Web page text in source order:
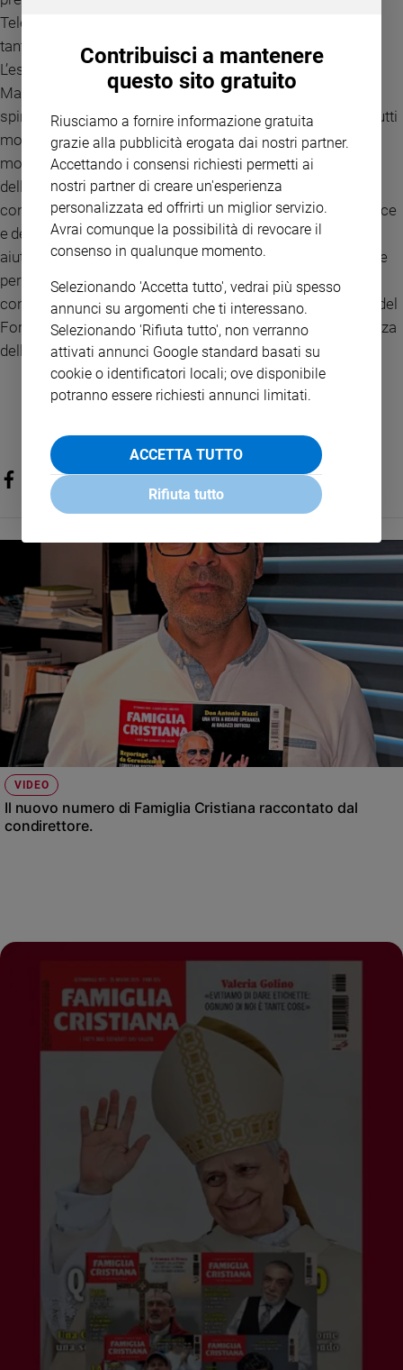
Telematica. Il convegno è stato seguito in telematica da
tantissime persone. Il Presidente Bova ha affermato “
L’esperienza del Pellegrinaggio ai piedi della Grotta di
Massabielle , guidati spiritualmente dal nostro Assistente
spirituale Don Isidoro Mercuri Giovinazzo, ci ha arricchiti tutti
moltissimo nello spirito, creando in noi una fortissima
motivazione per lavorare , avendo dentro la forza
dell’Eucaristia , per il Bene Comune alla luce del Vangelo. Il
convegno , sviluppatosi sui temi della promozione della Pace
e della Salute, si è arricchito di tanti contributi , che ci
aiuteranno molto nella nostra azione concreta per la Pace e
per la Salute. Prepareremo certamente gli Atti di questo
convegno , che possono essere utili a tutte le componenti del
Forum ed a coloro che vogliono approfondire la conoscenza
delle tematiche attualissime del convegno”.
VIDEO
Il nuovo numero di Famiglia Cristiana raccontato dal
condirettore.
Contribuisci a mantenere
questo sito gratuito
Riusciamo a fornire informazione gratuita
grazie alla pubblicità erogata dai nostri partner.
Accettando i consensi richiesti permetti ai
nostri partner di creare un'esperienza
personalizzata ed offrirti un miglior servizio.
Avrai comunque la possibilità di revocare il
consenso in qualunque momento.
Selezionando 'Accetta tutto', vedrai più spesso
annunci su argomenti che ti interessano.
Selezionando 'Rifiuta tutto', non verranno
attivati annunci Google standard basati su
cookie o identificatori locali; ove disponibile
potranno essere richiesti annunci limitati.
ACCETTA TUTTO
Rifiuta tutto